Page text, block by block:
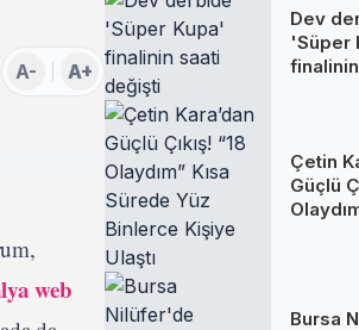
A- A+
web
Dev
'Süper
Çetin
Güçlü
Bursa